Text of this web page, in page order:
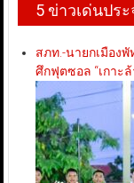
5 ข่าวเด่นปร
สภท.-นายกเมือง
ศึกฟุตซอล “เกาะ